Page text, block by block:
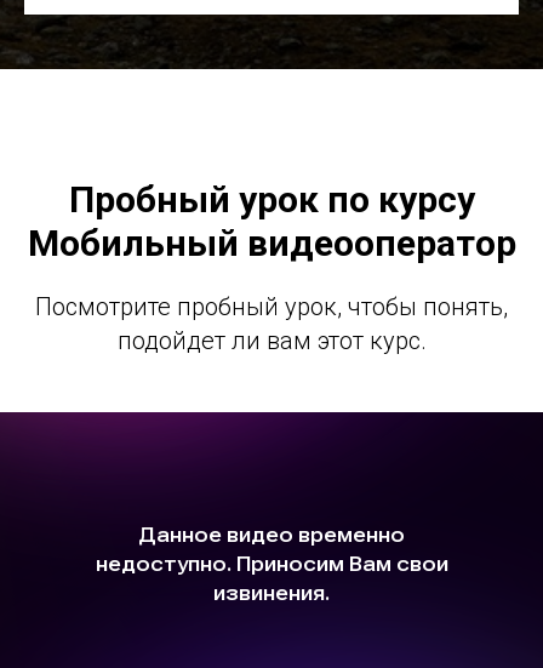
Пробный урок по курсу
Мобильный видеооператор
Посмотрите пробный урок, чтобы понять,
подойдет ли вам этот курс.